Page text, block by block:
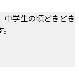
中学生の頃どきどき